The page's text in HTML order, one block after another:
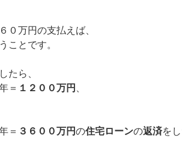
０万円の支払えば、
ことです。
たら、
＝ １２００万円
＝ ３６００万円の住宅ローンの返済を